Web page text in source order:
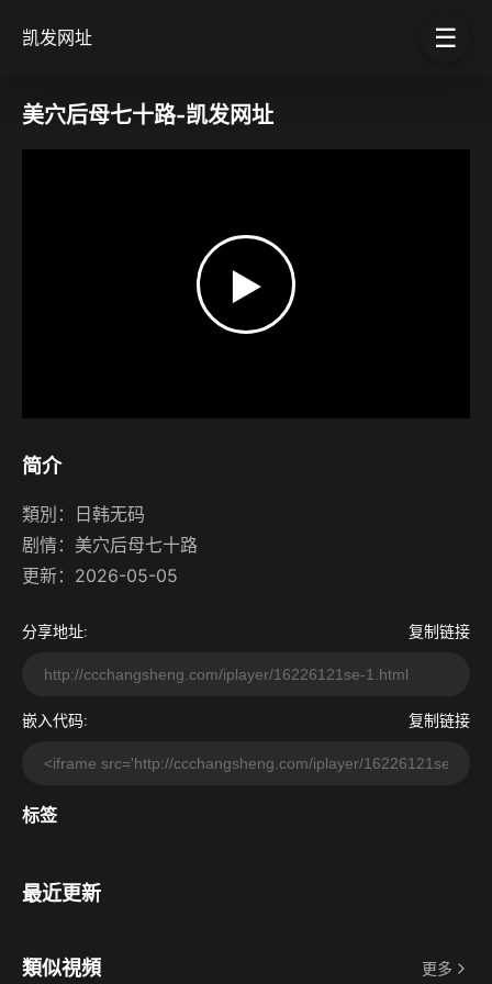
凯发网址 ☰
美穴后母七十路-凯发网址
▶
简介
類別：
日韩无码
剧情： 美穴后母七十路
更新：2026-05-05
分享地址: 复制链接
嵌入代码: 复制链接
标签
最近更新
類似視頻 更多